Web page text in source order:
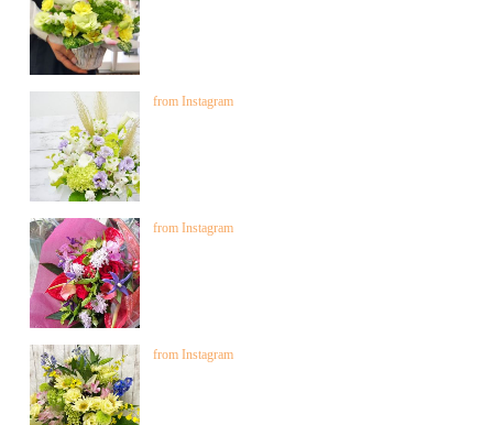
from Instagram
from Instagram
from Instagram